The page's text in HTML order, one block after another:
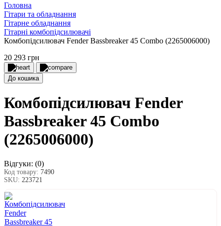
Головна
Гітари та обладнання
Гітарне обладнання
Гітарні комбопідсилювачі
Комбопідсилювач Fender Bassbreaker 45 Combo (2265006000)
20 293 грн
До кошика
Комбопідсилювач Fender
Bassbreaker 45 Combo
(2265006000)
Відгуки: (0)
Код товару: 7490
SKU: 223721